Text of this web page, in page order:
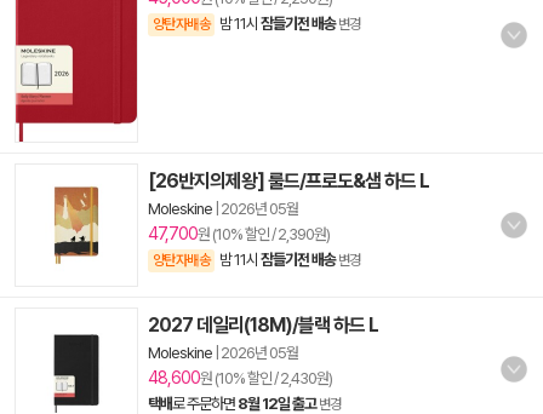
양탄자배송 밤 11시 잠들기전 배송 변경
[26반지의제왕] 룰드/프로도&샘 하드 L
Moleskine 2026년 05월
47,700원 (10% 할인 / 2,390원)
양탄자배송 밤 11시 잠들기전 배송 변경
2027 데일리(18M)/블랙 하드 L
Moleskine 2026년 05월
48,600원 (10% 할인 / 2,430원)
택배로 주문하면 8월 12일 출고 변경